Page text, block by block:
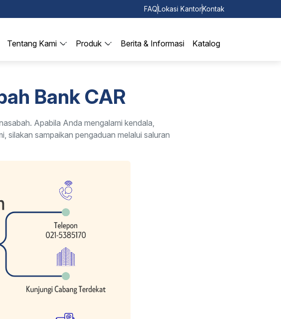
FAQ Lokasi KantorKontak
Tentang Kami Produk Berita & Informasi Katalog
Bank CAR
Apabila Anda mengalami kendala,
silakan sampaikan pengaduan melalui saluran